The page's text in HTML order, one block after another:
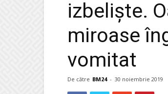
izbeliște.
miroase
vomitat
De către BM24 - 30 noiembrie 2019